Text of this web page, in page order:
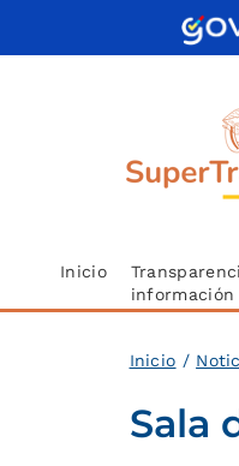
Inicio
información
Inicio /
Sala